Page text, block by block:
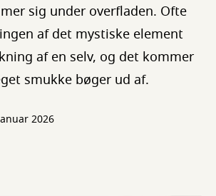
sig under overfladen. Ofte
af det mystiske element
af en selv, og det kommer
smukke bøger ud af.
2026